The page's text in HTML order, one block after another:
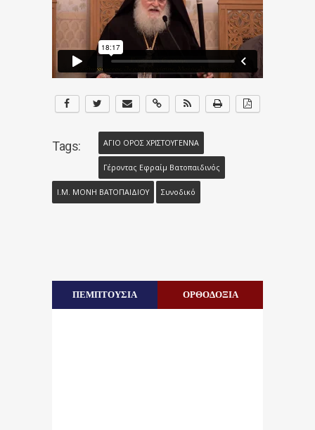
Tags: ΑΓΙΟ ΟΡΟΣ ΧΡΙΣΤΟΥΓΕΝΝΑ
Γέροντας Εφραίμ Βατοπαιδινός
Ι.Μ. ΜΟΝΗ ΒΑΤΟΠΑΙΔΙΟΥ Συνοδικό
ΠΕΜΠΤΟΥΣΙΑ ΟΡΘΟΔΟΞΙΑ